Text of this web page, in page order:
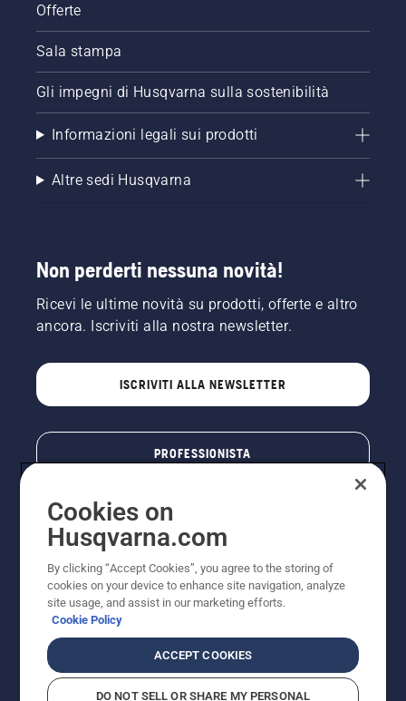
Offerte
Sala stampa
Gli impegni di Husqvarna sulla sostenibilità
Informazioni legali sui prodotti
Altre sedi Husqvarna
Non perderti nessuna novità!
Ricevi le ultime novità su prodotti, offerte e altro
ancora. Iscriviti alla nostra newsletter.
ISCRIVITI ALLA NEWSLETTER
PROFESSIONISTA
© Husqvarna AB (publ). Tutti i diritti riservati. I prezzi
pubblicati si intendono raccomandati e arrotondati, non
impegnativi, comprensivi di I.V.A. vigente. FERCAD SpA
Cookies on
Husqvarna.com
By clicking “Accept Cookies”, you agree to the storing of
cookies on your device to enhance site navigation, analyze
site usage, and assist in our marketing efforts.
Cookie Policy
ACCEPT COOKIES
DO NOT SELL OR SHARE MY PERSONAL